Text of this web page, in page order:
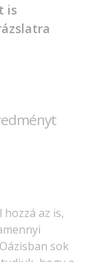
is
az is,
sok